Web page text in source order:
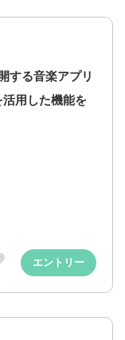
する音楽アプリ
活用した機能を
エントリー